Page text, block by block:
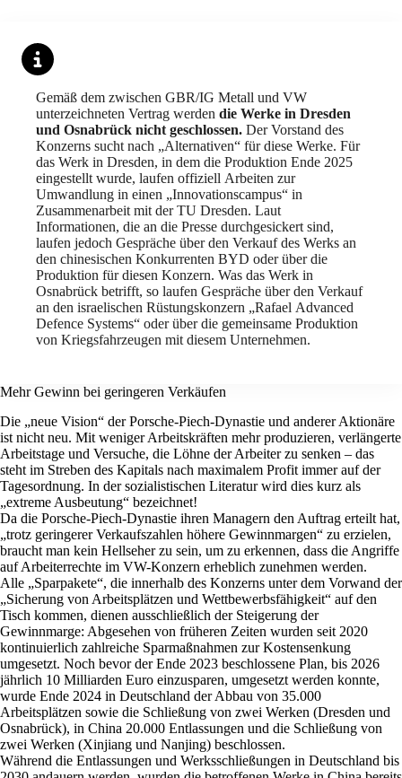
Gemäß dem zwischen GBR/IG Metall und VW
unterzeichneten Vertrag werden die Werke in Dresden
und Osnabrück nicht geschlossen. Der Vorstand des
Konzerns sucht nach „Alternativen“ für diese Werke. Für
das Werk in Dresden, in dem die Produktion Ende 2025
eingestellt wurde, laufen offiziell Arbeiten zur
Umwandlung in einen „Innovationscampus“ in
Zusammenarbeit mit der TU Dresden. Laut
Informationen, die an die Presse durchgesickert sind,
laufen jedoch Gespräche über den Verkauf des Werks an
den chinesischen Konkurrenten BYD oder über die
Produktion für diesen Konzern. Was das Werk in
Osnabrück betrifft, so laufen Gespräche über den Verkauf
an den israelischen Rüstungskonzern „Rafael Advanced
Defence Systems“ oder über die gemeinsame Produktion
von Kriegsfahrzeugen mit diesem Unternehmen.
Mehr Gewinn bei geringeren Verkäufen
Die „neue Vision“ der Porsche-Piech-Dynastie und anderer Aktionäre
ist nicht neu. Mit weniger Arbeitskräften mehr produzieren, verlängerte
Arbeitstage und Versuche, die Löhne der Arbeiter zu senken – das
steht im Streben des Kapitals nach maximalem Profit immer auf der
Tagesordnung. In der sozialistischen Literatur wird dies kurz als
„extreme Ausbeutung“ bezeichnet!
Da die Porsche-Piech-Dynastie ihren Managern den Auftrag erteilt hat,
„trotz geringerer Verkaufszahlen höhere Gewinnmargen“ zu erzielen,
braucht man kein Hellseher zu sein, um zu erkennen, dass die Angriffe
auf Arbeiterrechte im VW-Konzern erheblich zunehmen werden.
Alle „Sparpakete“, die innerhalb des Konzerns unter dem Vorwand der
„Sicherung von Arbeitsplätzen und Wettbewerbsfähigkeit“ auf den
Tisch kommen, dienen ausschließlich der Steigerung der
Gewinnmarge: Abgesehen von früheren Zeiten wurden seit 2020
kontinuierlich zahlreiche Sparmaßnahmen zur Kostensenkung
umgesetzt. Noch bevor der Ende 2023 beschlossene Plan, bis 2026
jährlich 10 Milliarden Euro einzusparen, umgesetzt werden konnte,
wurde Ende 2024 in Deutschland der Abbau von 35.000
Arbeitsplätzen sowie die Schließung von zwei Werken (Dresden und
Osnabrück), in China 20.000 Entlassungen und die Schließung von
zwei Werken (Xinjiang und Nanjing) beschlossen.
Während die Entlassungen und Werksschließungen in Deutschland bis